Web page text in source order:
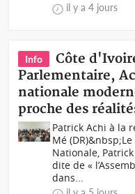
il y a 4 jours
Info
Côte
Parlementaire,
nationale
proche des
Patrick Achi à la
Mé
Nationale,
dite de «
dans...